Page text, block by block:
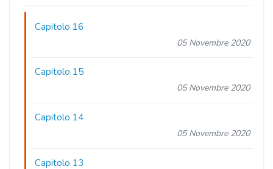
Capitolo 16
05 Novembre 2020
Capitolo 15
05 Novembre 2020
Capitolo 14
05 Novembre 2020
Capitolo 13